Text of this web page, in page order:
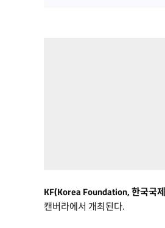
KF(Korea Foundation, 한국국
캔버라에서 개최된다.